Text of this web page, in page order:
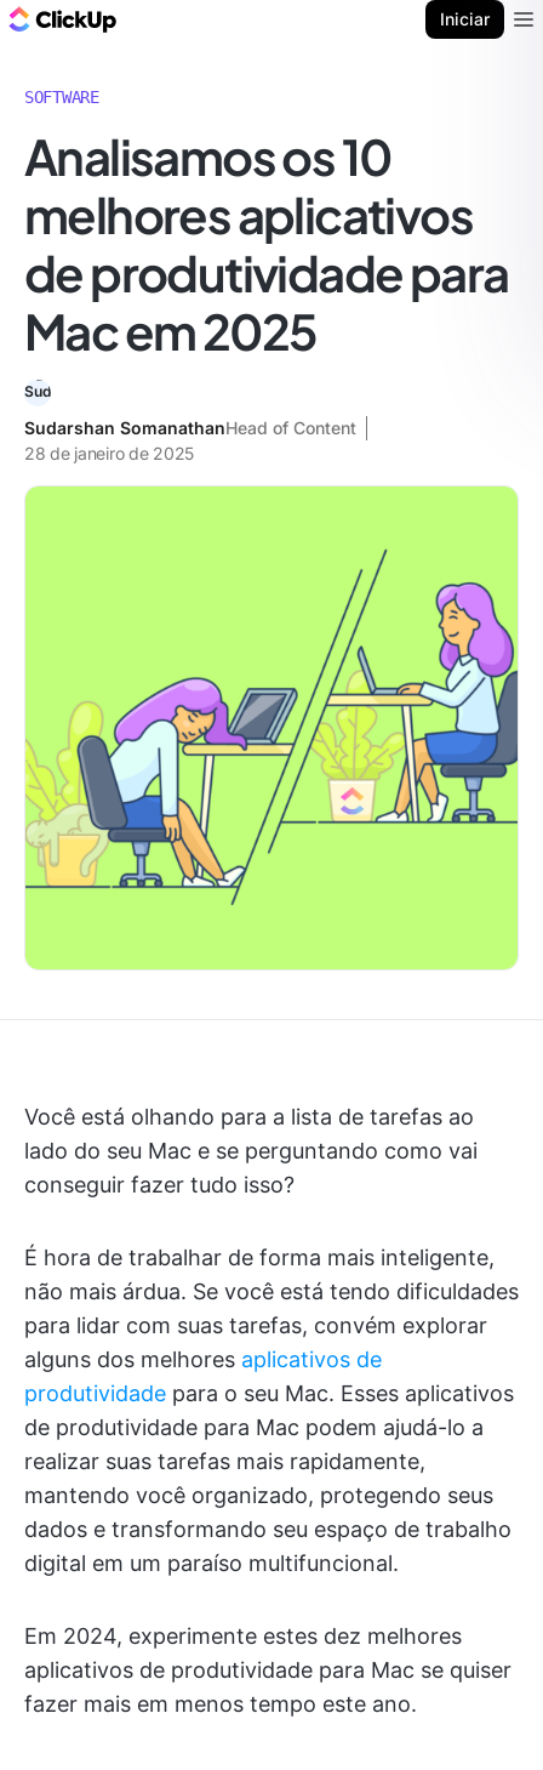
Iniciar
SOFTWARE
Analisamos os 10
melhores aplicativos
de produtividade para
Mac em 2025
Sudarshan SomanathanHead of Content
28 de janeiro de 2025
Você está olhando para a lista de tarefas ao
lado do seu Mac e se perguntando como vai
conseguir fazer tudo isso?
É hora de trabalhar de forma mais inteligente,
não mais árdua. Se você está tendo dificuldades
para lidar com suas tarefas, convém explorar
alguns dos melhores aplicativos de
produtividade para o seu Mac. Esses aplicativos
de produtividade para Mac podem ajudá-lo a
realizar suas tarefas mais rapidamente,
mantendo você organizado, protegendo seus
dados e transformando seu espaço de trabalho
digital em um paraíso multifuncional.
Em 2024, experimente estes dez melhores
aplicativos de produtividade para Mac se quiser
fazer mais em menos tempo este ano.